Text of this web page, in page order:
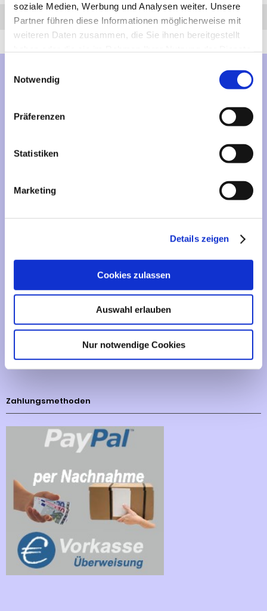
soziale Medien, Werbung und Analysen weiter. Unsere
Partner führen diese Informationen möglicherweise mit
weiteren Daten zusammen, die Sie ihnen bereitgestellt
Notwendig
Präferenzen
Statistiken
Marketing
Details zeigen
Cookies zulassen
Auswahl erlauben
Nur notwendige Cookies
Anfrage Anrufen AHK-Finder
Mehr über...
Vertrag widerrufen
Informationen
Liefer- und Versandkosten
Impressum
Sitemap
Zahlungsmethoden